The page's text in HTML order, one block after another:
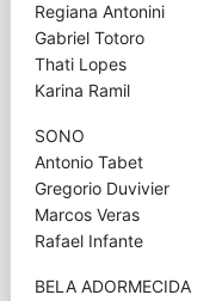
Regiana Antonini
Gabriel Totoro
Thati Lopes
Karina Ramil
SONO
Antonio Tabet
Gregorio Duvivier
Marcos Veras
Rafael Infante
BELA ADORMECIDA